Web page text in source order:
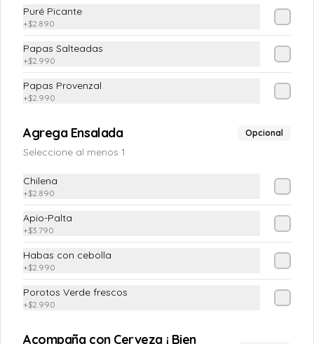
$9.990
Pastel de Choclo
porotos verde, zanahoria, zapallitos
italianos, cebolla frita, brócoli, aceitunas,
huevo duro)
Pastelera de Choclo con
Albahaca grande
Pasta de choclo con albahaca
$8.990
Puré Picante
+$2.890
Papas Salteadas
+$2.990
Papas Provenzal
+$2.990
Agrega Ensalada Opcional
Seleccione al menos 1
Chilena
+$2.890
Apio-Palta
+$3.790
Habas con cebolla
+$2.990
Porotos Verde frescos
+$2.990
Acompaña con Cerveza ¡ Bien